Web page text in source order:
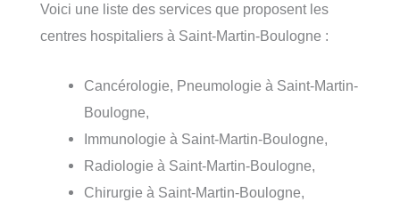
Voici une liste des services que proposent les
centres hospitaliers à Saint-Martin-Boulogne :
Cancérologie, Pneumologie à Saint-Martin-
Boulogne,
Immunologie à Saint-Martin-Boulogne,
Radiologie à Saint-Martin-Boulogne,
Chirurgie à Saint-Martin-Boulogne,